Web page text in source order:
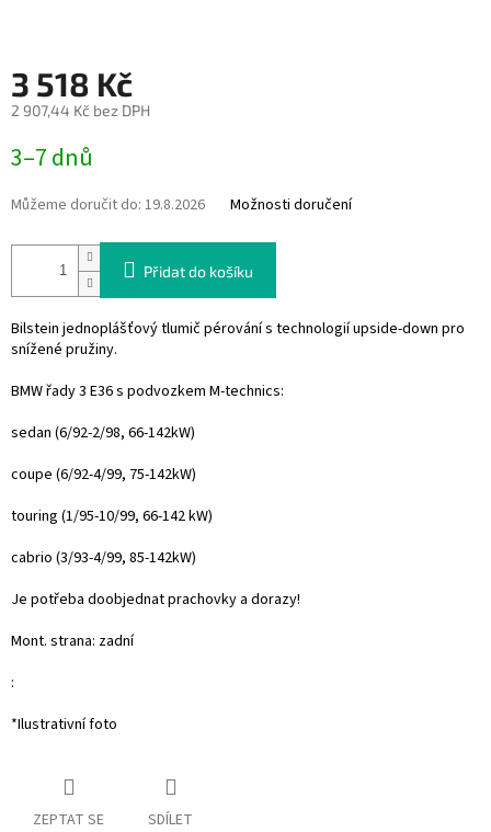
3 518 Kč
2 907,44 Kč bez DPH
cena:
3–7 dnů
Můžeme doručit do: 19.8.2026 Možnosti doručení
Přidat do košíku
Bilstein jednoplášťový tlumič pérování s technologií upside-down pro
snížené pružiny.
BMW řady 3 E36 s podvozkem M-technics:
sedan (6/92-2/98, 66-142kW)
coupe (6/92-4/99, 75-142kW)
touring (1/95-10/99, 66-142 kW)
cabrio (3/93-4/99, 85-142kW)
Je potřeba doobjednat prachovky a dorazy!
Mont. strana: zadní
:
*Ilustrativní foto
ZEPTAT SE SDÍLET